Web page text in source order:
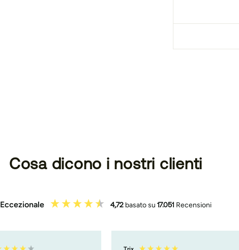
Cosa dicono i nostri clienti
Eccezionale 4,72 basato su 17.051 Recensioni